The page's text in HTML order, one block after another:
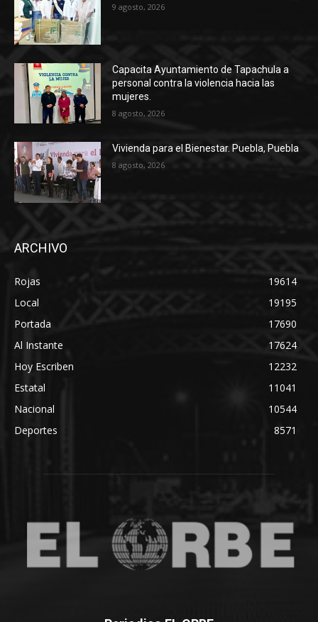
9 agosto, 2026
Capacita Ayuntamiento de Tapachula a
personal contra la violencia hacia las
mujeres.
8 agosto, 2026
Vivienda para el Bienestar. Puebla, Puebla
8 agosto, 2026
ARCHIVO
Rojas
19614
Local
19195
Portada
17690
Al Instante
17624
Hoy Escriben
12232
Estatal
11041
Nacional
10544
Deportes
8571